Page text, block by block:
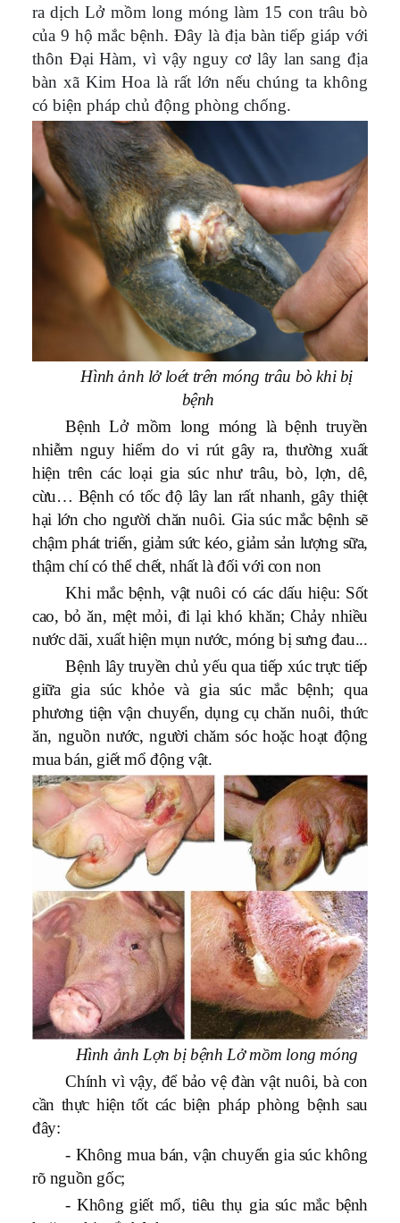
ra dịch Lở mồm long móng làm 15 con trâu bò
của 9 hộ mắc bệnh. Đây là địa bàn tiếp giáp với
thôn Đại Hàm, vì vậy nguy cơ lây lan sang địa
bàn xã Kim Hoa là rất lớn nếu chúng ta không
có biện pháp chủ động phòng chống.
Hình ảnh lở loét trên móng trâu bò khi bị
bệnh
Bệnh Lở mồm long móng là bệnh truyền
nhiễm nguy hiểm do vi rút gây ra, thường xuất
hiện trên các loại gia súc như trâu, bò, lợn, dê,
cừu… Bệnh có tốc độ lây lan rất nhanh, gây thiệt
hại lớn cho người chăn nuôi. Gia súc mắc bệnh sẽ
chậm phát triển, giảm sức kéo, giảm sản lượng sữa,
thậm chí có thể chết, nhất là đối với con non
Khi mắc bệnh, vật nuôi có các dấu hiệu: Sốt
cao, bỏ ăn, mệt mỏi, đi lại khó khăn; Chảy nhiều
nước dãi, xuất hiện mụn nước, móng bị sưng đau...
Bệnh lây truyền chủ yếu qua tiếp xúc trực tiếp
giữa gia súc khỏe và gia súc mắc bệnh; qua
phương tiện vận chuyển, dụng cụ chăn nuôi, thức
ăn, nguồn nước, người chăm sóc hoặc hoạt động
mua bán, giết mổ động vật.
Hình ảnh Lợn bị bệnh Lở mồm long móng
Chính vì vậy, để bảo vệ đàn vật nuôi, bà con
cần thực hiện tốt các biện pháp phòng bệnh sau
đây:
- Không mua bán, vận chuyển gia súc không
rõ nguồn gốc;
- Không giết mổ, tiêu thụ gia súc mắc bệnh